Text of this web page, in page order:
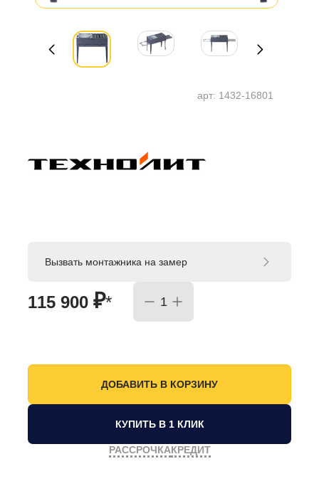
арт: 1432-16801
115 900 ₽*
Вызвать монтажника на замер
КУПИТЬ В 1 КЛИК
РАССРОЧКАКРЕДИТ